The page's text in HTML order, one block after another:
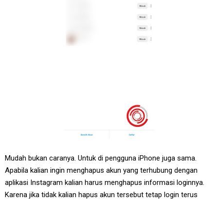
Mudah bukan caranya. Untuk di pengguna iPhone juga sama.
Apabila kalian ingin menghapus akun yang terhubung dengan
aplikasi Instagram kalian harus menghapus informasi loginnya.
Karena jika tidak kalian hapus akun tersebut tetap login terus